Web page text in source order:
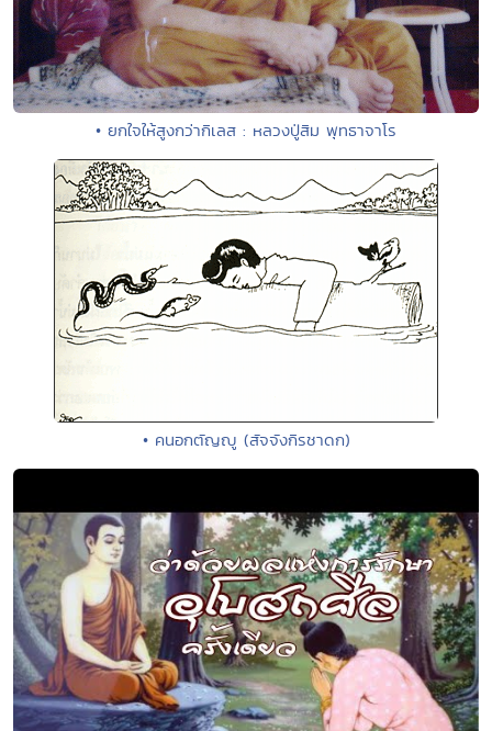
• ยกใจให้สูงกว่ากิเลส : หลวงปู่สิม พุทธาจาโร
• คนอกตัญญู (สัจจังกิรชาดก)